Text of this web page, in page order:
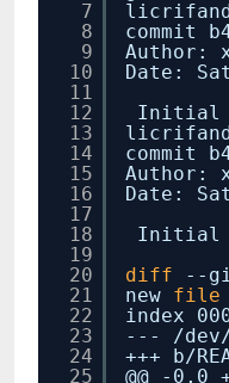
7
8
9
10
11
12
13
14
15
16
17
18
19
20
21
22
23
24
25
commit
Author:
Date:
Initial
commit
Author:
Date:
Initial
diff
--
new file
index
--- /
+++ b/
@@ -0,0